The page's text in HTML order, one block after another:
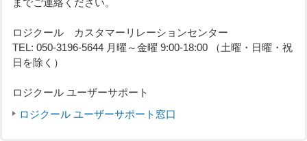
までご連絡ください。
ロジクール カスタマーリレーションセンター
TEL: 050-3196-5644 月曜～金曜 9:00-18:00 （土曜・日曜・祝
日を除く）
ロジクール ユーザーサポート
ロジクール ユーザーサポート窓口